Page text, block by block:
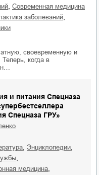
современная медицина
заболеваний
своевременную и
когда в
и питания Спецназа
Спецназа ГРУ»
энциклопедии
медицина